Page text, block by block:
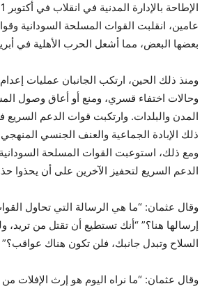
عامين، انقلبت القوات المسلحة السودانية
بعضها البعض، مما أشعل الحرب الأهلية في أبريل
ومنذ ذلك الحين، ارتكب الجانبان عمليات
وحالات اختفاء قسري، ومنع أو أعاق وصول
المدن والبلدات. وارتكبت قوات الدعم السريع
ذلك الإبادة الجماعية والعنف الجنسي
ومع ذلك، استوعبت القوات المسلحة
الدعم السريع لتحفيز الآخرين على أن يحذوا
وقال عثمان: “ما هي الرسالة التي تحاول
إرسالها هنا؟” “أنك تستطيع أن تقتل من تريد،
السلاح وتبدل جانبك، فلن تكون هناك عواقب؟”
وقال عثمان: “ما نراه اليوم هو إرث الإفلات من